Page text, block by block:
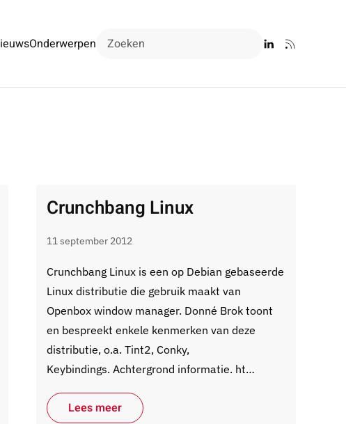
Onderwerpen
Crunchbang Linux
11 september 2012
Crunchbang Linux is een op Debian gebaseerde
Linux distributie die gebruik maakt van
Openbox window manager. Donné Brok toont
en bespreekt enkele kenmerken van deze
distributie, o.a. Tint2, Conky,
Keybindings. Achtergrond informatie. ht…
Lees meer